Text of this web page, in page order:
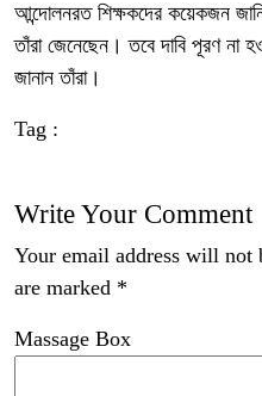
আন্দোলনরত শিক্ষকদের কয়েকজন
তাঁরা জেনেছেন। তবে দাবি পূরণ না
জানান তাঁরা।
Tag :
Write Your Comment
Your email address will not
are marked *
Massage Box